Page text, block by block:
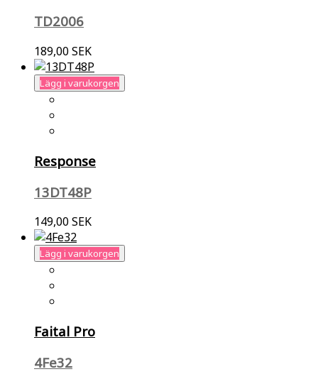
TD2006
189,00 SEK
Lägg i varukorgen
Response
13DT48P
149,00 SEK
Lägg i varukorgen
Faital Pro
4Fe32